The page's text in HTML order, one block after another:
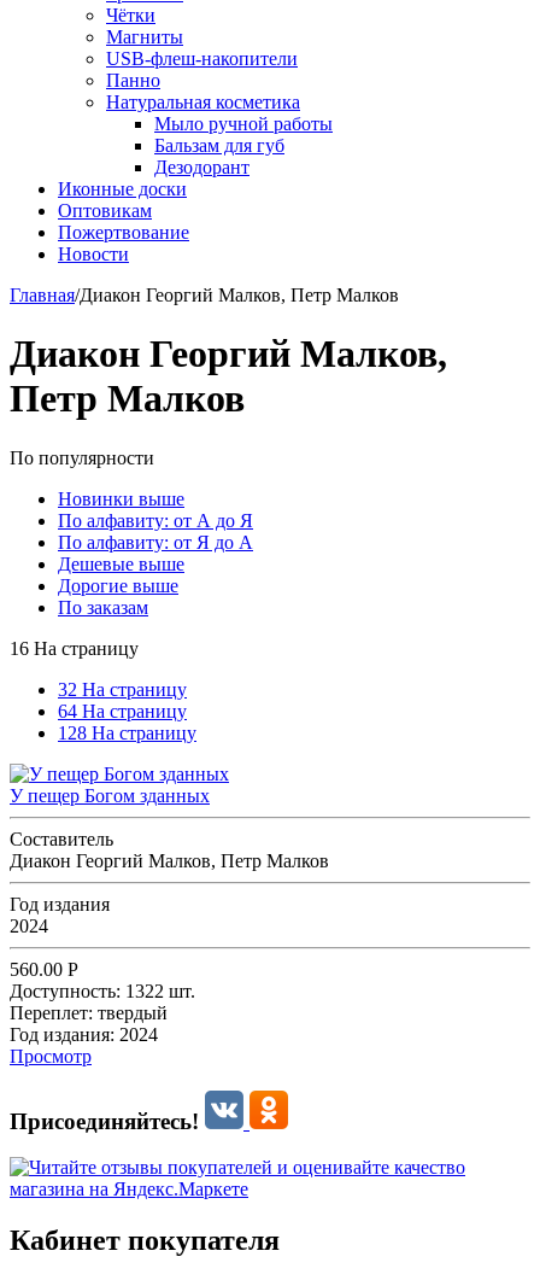
Чётки
Магниты
USB-флеш-накопители
Панно
Натуральная косметика
Мыло ручной работы
Бальзам для губ
Дезодорант
Иконные доски
Оптовикам
Пожертвование
Новости
Главная/Диакон Георгий Малков, Петр Малков
Диакон Георгий Малков,
Петр Малков
По популярности
Новинки выше
По алфавиту: от А до Я
По алфавиту: от Я до А
Дешевые выше
Дорогие выше
По заказам
16 На страницу
32 На страницу
64 На страницу
128 На страницу
У пещер Богом зданных
Составитель
Диакон Георгий Малков, Петр Малков
Год издания
2024
560.00 Р
Доступность: 1322 шт.
Переплет: твердый
Год издания: 2024
Просмотр
Присоединяйтесь!
Кабинет покупателя